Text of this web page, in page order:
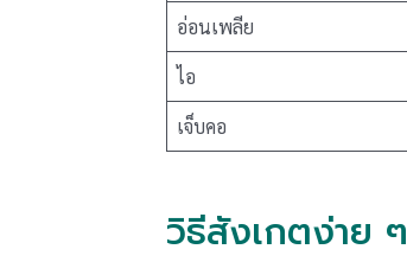
อ่อนเพลีย
ไอ
เจ็บคอ
วิธีสังเกตง่าย ๆ